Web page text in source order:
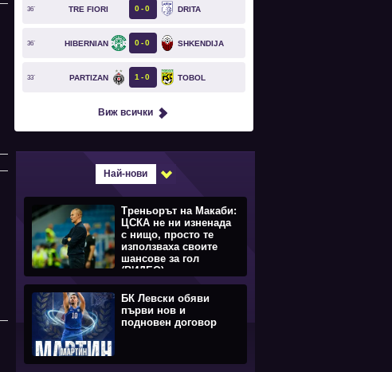
36` TRE FIORI 0 0 DRITA
36` HIBERNIAN 0 0 SHKENDIJA
33` PARTIZAN 1 0 TOBOL
Виж всички
Най-нови
Треньорът на Макаби:
ЦСКА не ни изненада
с нищо, просто те
използваха своите
шансове за гол
(ВИДЕО)
БК Левски обяви
първи нов и
подновен договор